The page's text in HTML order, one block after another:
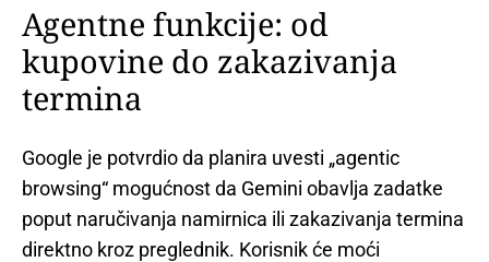
Agentne funkcije: od
kupovine do zakazivanja
termina
Google je potvrdio da planira uvesti „agentic
browsing“ mogućnost da Gemini obavlja zadatke
poput naručivanja namirnica ili zakazivanja termina
direktno kroz preglednik. Korisnik će moći